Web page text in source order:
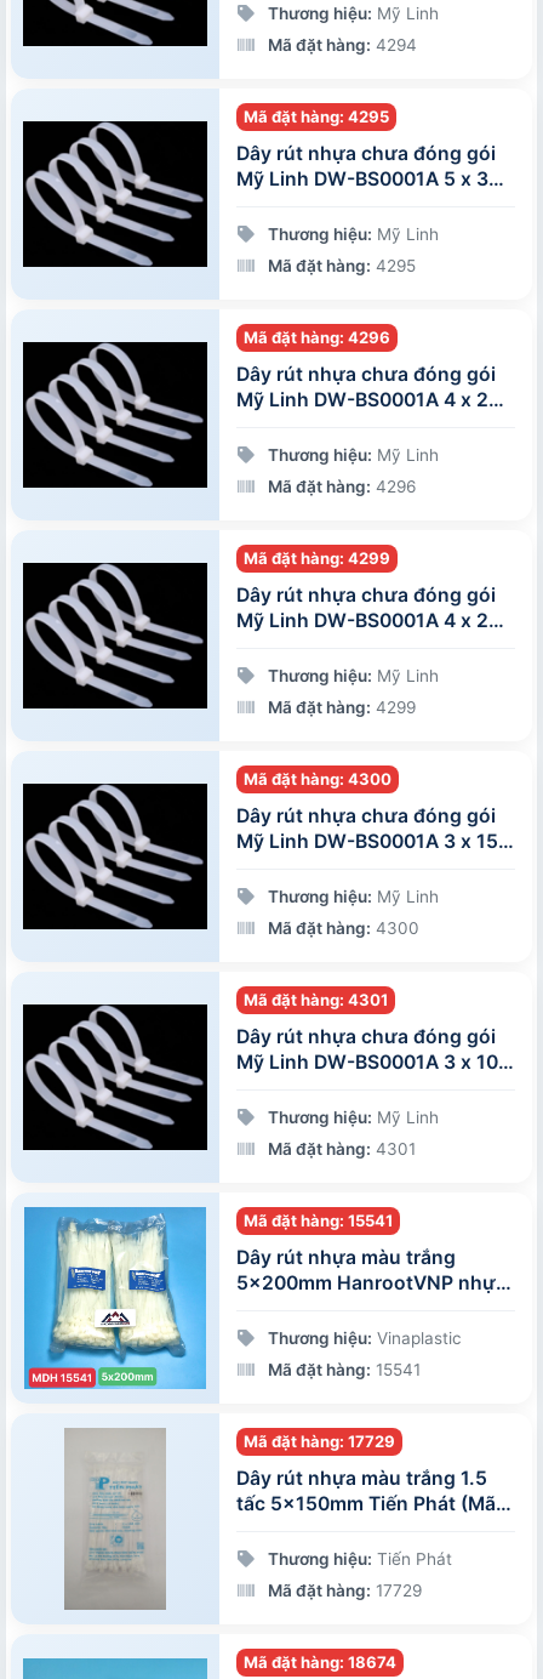
Thương hiệu: Mỹ Linh
Mã đặt hàng: 4294
Mã đặt hàng: 4295
Dây rút nhựa chưa đóng gói
Mỹ Linh DW-BS0001A 5 x 300
Thương hiệu: Mỹ Linh
Mã đặt hàng: 4295
Mã đặt hàng: 4296
Dây rút nhựa chưa đóng gói
Mỹ Linh DW-BS0001A 4 x 250
Thương hiệu: Mỹ Linh
Mã đặt hàng: 4296
Mã đặt hàng: 4299
Dây rút nhựa chưa đóng gói
Mỹ Linh DW-BS0001A 4 x 200
Thương hiệu: Mỹ Linh
Mã đặt hàng: 4299
Mã đặt hàng: 4300
Dây rút nhựa chưa đóng gói
Mỹ Linh DW-BS0001A 3 x 150
Thương hiệu: Mỹ Linh
Mã đặt hàng: 4300
Mã đặt hàng: 4301
Dây rút nhựa chưa đóng gói
Mỹ Linh DW-BS0001A 3 x 100
Thương hiệu: Mỹ Linh
Mã đặt hàng: 4301
Mã đặt hàng: 15541
Dây rút nhựa màu trắng
5x200mm HanrootVNP nhựa
sợi/góiThương hiệu: Vinaplastic
Mã đặt hàng: 15541
Mã đặt hàng: 17729
Dây rút nhựa màu trắng 1.5
tấc 5x150mm Tiến Phát (Mã
Thương hiệu: Tiến Phát
Mã đặt hàng: 17729
Mã đặt hàng: 18674